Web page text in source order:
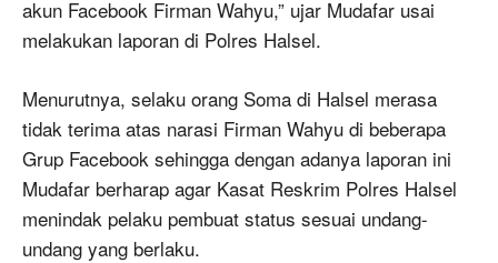
akun Facebook Firman Wahyu,” ujar Mudafar usai
melakukan laporan di Polres Halsel.
Menurutnya, selaku orang Soma di Halsel merasa
tidak terima atas narasi Firman Wahyu di beberapa
Grup Facebook sehingga dengan adanya laporan ini
Mudafar berharap agar Kasat Reskrim Polres Halsel
menindak pelaku pembuat status sesuai undang-
undang yang berlaku.